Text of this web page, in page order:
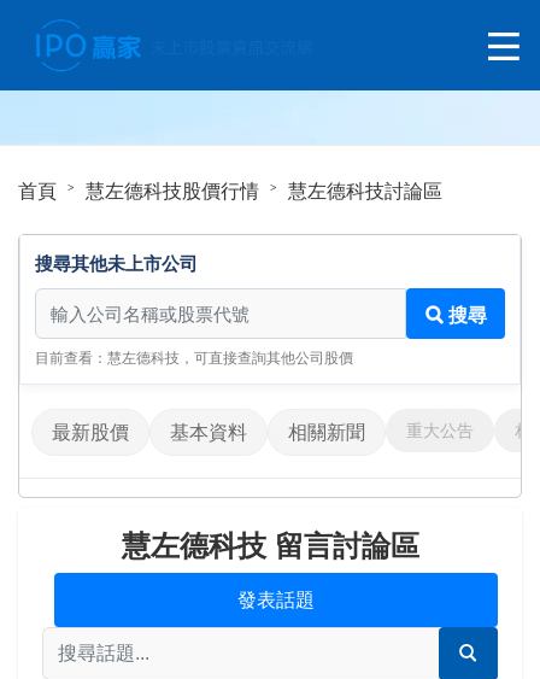
首頁 慧左德科技股價行情 慧左德科技討論區
搜尋其他未上市公司
搜尋其他未上市公司
搜尋
目前查看：慧左德科技，可直接查詢其他公司股價
最新股價 基本資料 相關新聞 重大公告 相
慧左德科技 留言討論區
發表話題